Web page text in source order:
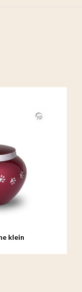
klein